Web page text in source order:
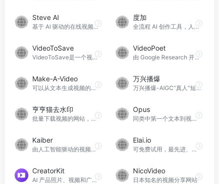
Steve AI
基于 AI 驱动的在线视频创作平台
度加
全流程 AI 创作工具，人人可用的 AIGC 创作平台
VideoToSave
VideoToSave是一个视频下载器，可以从多个视频串流网站下载视频。它支持下载100多个热门视频网站的视频。
VideoPoet
由 Google Research 开发的视频生成工具
Make-A-Video
可以从文本生成视频的人工智能系统
万兴播爆
万兴播爆-AIGC“真人”短视频出海营销神器
亨亨猫去水印
批量下载视频的网站，部分需要收费
Opus
同类中第一个文本到视频游戏平台
Kaiber
由人工智能驱动的视频和动画创作平台
Elai.io
可免费试用，最先进、最直观的 AI 视频生成工具
CreatorKit
AI 产品照片、视频和广告制作器
NicoVideo
日本知名的视频分享网站